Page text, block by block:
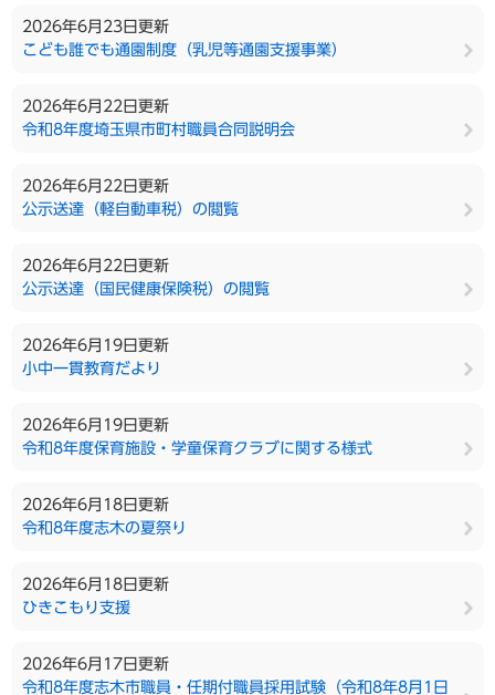
2026年6月23日更新
こども誰でも通園制度（乳児等通園支援事業）
2026年6月22日更新
令和8年度埼玉県市町村職員合同説明会
2026年6月22日更新
公示送達（軽自動車税）の閲覧
2026年6月22日更新
公示送達（国民健康保険税）の閲覧
2026年6月19日更新
小中一貫教育だより
2026年6月19日更新
令和8年度保育施設・学童保育クラブに関する様式
2026年6月18日更新
令和8年度志木の夏祭り
2026年6月18日更新
ひきこもり支援
2026年6月17日更新
令和8年度志木市職員・任期付職員採用試験（令和8年8月1日